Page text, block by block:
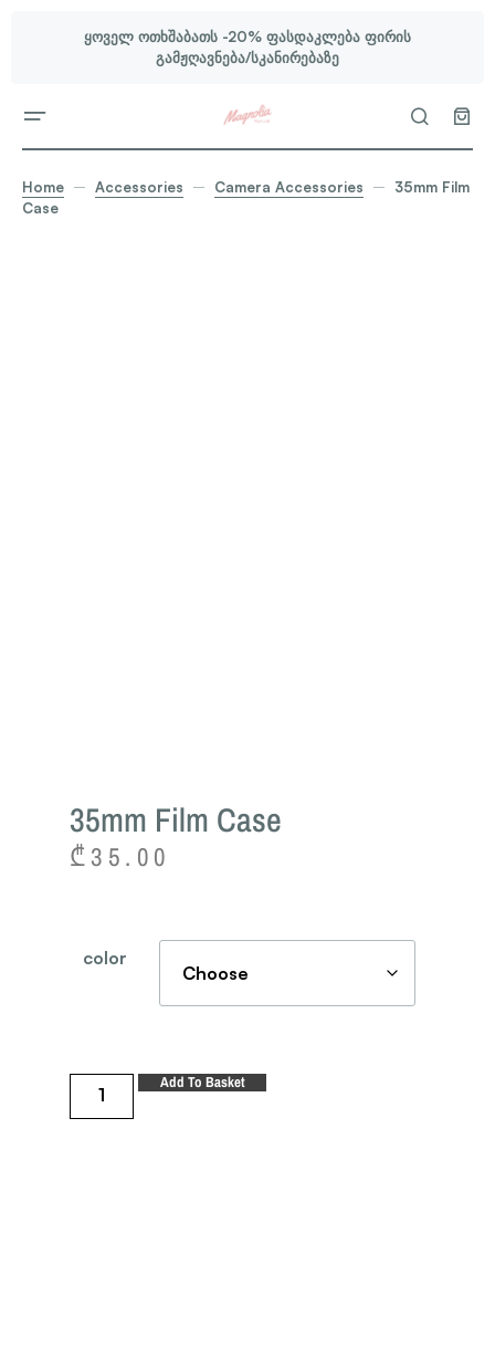
ყოველ ოთხშაბათს -20% ფასდაკლება ფირის
გამჟღავნება/სკანირებაზე
Home Accessories Camera Accessories
35mm Film
Case
35mm Film Case
₾35.00
color
Add To Basket